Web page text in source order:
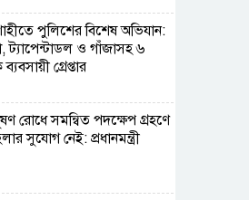
পুলিশের বিশেষ অভিযান:
ট্যাপেন্টাডল ও গাঁজাসহ ৬
গ্রেপ্তার
রোধে সমন্বিত পদক্ষেপ গ্রহণে
সুযোগ নেই: প্রধানমন্ত্রী